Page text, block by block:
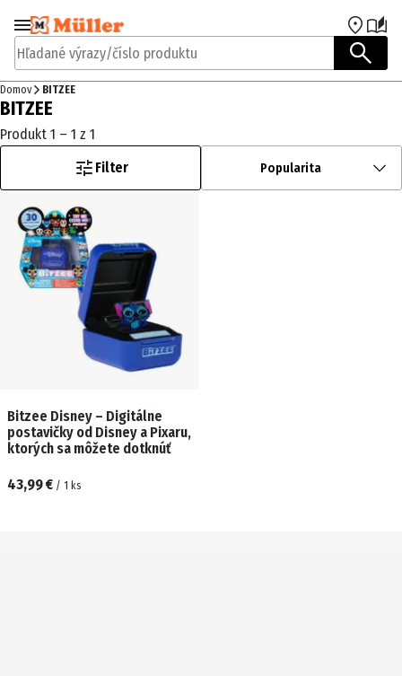
Prejsť na navigáciu
Prejsť na hlavný obsah
Hľadané výrazy/číslo produktu
Domov BITZEE
BITZEE
Produkt 1 – 1 z 1
Filter
Popularita
Bitzee Disney – Digitálne
postavičky od Disney a Pixaru,
ktorých sa môžete dotknúť
43,99 € / 1 ks